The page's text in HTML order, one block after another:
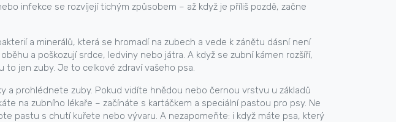
infekce se rozvíjejí tichým způsobem – až když je příliš pozdě, začne
a minerálů, která se hromadí na zubech a vede k zánětu dásnínení
a poškozují srdce, ledviny nebo játra. A když se zubní kámen rozšíří,
to jen zuby. Je to celkové zdraví vašeho psa.
a prohlédnete zuby. Pokud vidíte hnědou nebo černou vrstvu u základů
na zubního lékaře – začínáte s kartáčkem a speciální pastou pro psy. Ne
pastu s chutí kuřete nebo vývaru. A nezapomeňte: i když máte psa, který